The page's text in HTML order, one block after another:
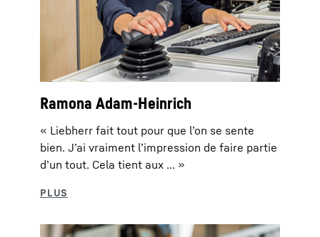
Ramona Adam-Heinrich
« Liebherr fait tout pour que l’on se sente
bien. J’ai vraiment l’impression de faire partie
d’un tout. Cela tient aux ... »